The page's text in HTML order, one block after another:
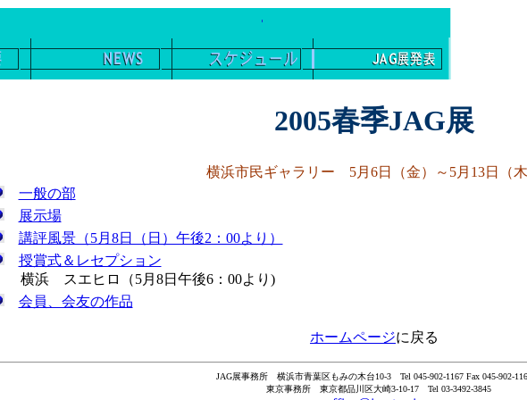
2005春季JAG展
横浜市民ギャラリー 5月6日（金）～5月13日（木
一般の部
展示場
講評風景（5月8日（日）午後2：00より）
授賞式＆レセプション
横浜 スエヒロ（5月8日午後6：00より)
会員、会友の作品
ホームページに戻る
JAG展事務所 横浜市青葉区もみの木台10-3 Tel 045-902-1167 Fax 045-902-
東京事務所 東京都品川区大崎3-10-17 Tel 03-3492-3845